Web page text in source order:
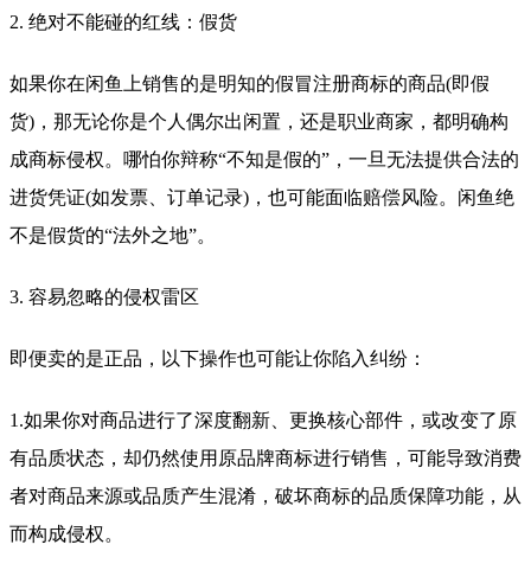
2. 绝对不能碰的红线：假货
如果你在闲鱼上销售的是明知的假冒注册商标的商品(即假
货)，那无论你是个人偶尔出闲置，还是职业商家，都明确构
成商标侵权。哪怕你辩称“不知是假的”，一旦无法提供合法的
进货凭证(如发票、订单记录)，也可能面临赔偿风险。闲鱼绝
不是假货的“法外之地”。
3. 容易忽略的侵权雷区
即便卖的是正品，以下操作也可能让你陷入纠纷：
1.如果你对商品进行了深度翻新、更换核心部件，或改变了原
有品质状态，却仍然使用原品牌商标进行销售，可能导致消费
者对商品来源或品质产生混淆，破坏商标的品质保障功能，从
而构成侵权。